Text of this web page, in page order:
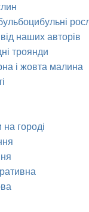
від наших авторів
троянди
і жовта малина
городі